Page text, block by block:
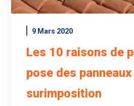
9 Mars 2020
Les 10 raisons de
pose des
surimposition